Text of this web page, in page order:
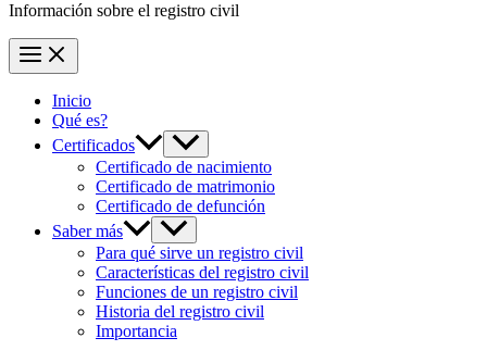
Información sobre el registro civil
Inicio
Qué es?
Certificados
Certificado de nacimiento
Certificado de matrimonio
Certificado de defunción
Saber más
Para qué sirve un registro civil
Características del registro civil
Funciones de un registro civil
Historia del registro civil
Importancia